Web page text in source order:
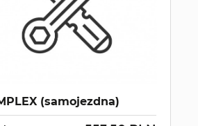
(samojezdna)